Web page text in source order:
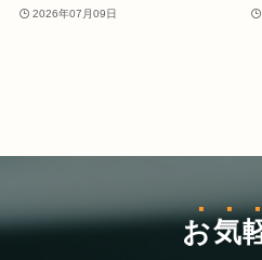
2026年07月09日
お気